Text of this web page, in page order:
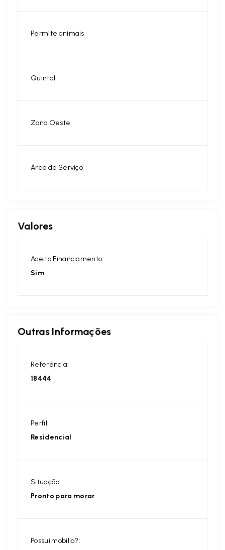
Permite animais
Quintal
Zona Oeste
Área de Serviço
Valores
Aceita Financiamento:
Sim
Outras Informações
Referência:
18444
Perfil:
Residencial
Situação:
Pronto para morar
Possui mobília?: